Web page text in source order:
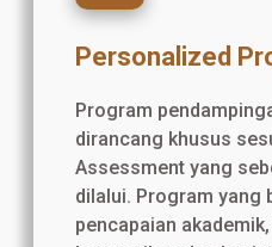
Personalized
Program
dirancang khusus
Assessment yang
dilalui. Program yang
pencapaian